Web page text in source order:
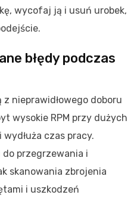
wycofaj ją i usuń urobek,
błędy podczas
nieprawidłowego doboru
wysokie RPM przy dużych
czas pracy.
przegrzewania i
skanowania zbrojenia
i uszkodzeń